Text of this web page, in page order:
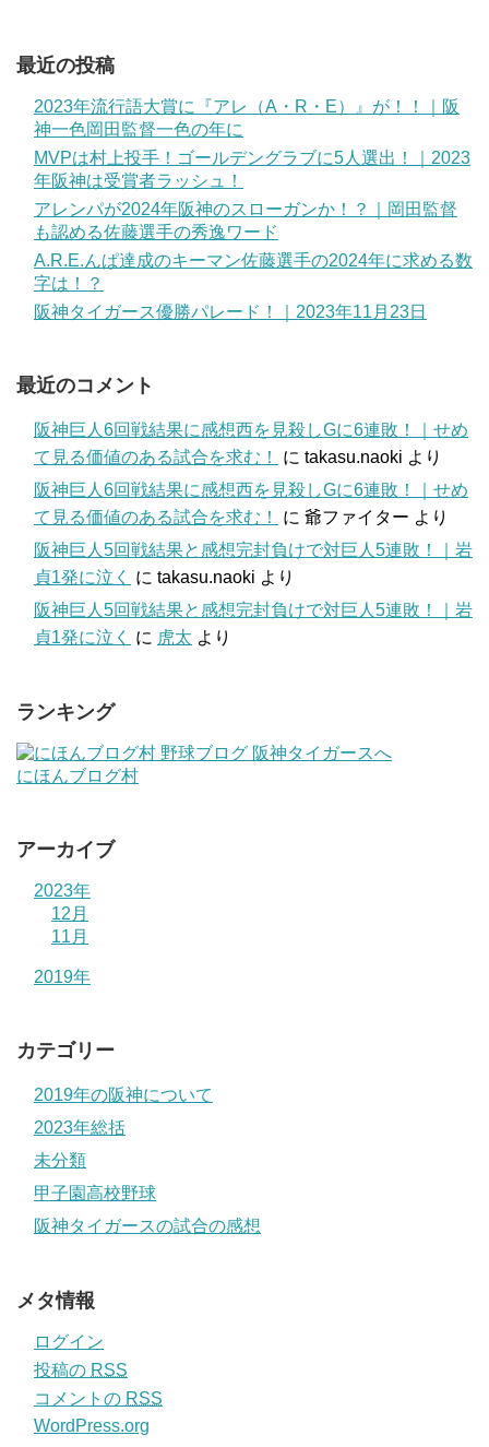
最近の投稿
2023年流行語大賞に『アレ（A・R・E）』が！！｜阪
神一色岡田監督一色の年に
MVPは村上投手！ゴールデングラブに5人選出！｜2023
年阪神は受賞者ラッシュ！
アレンパが2024年阪神のスローガンか！？｜岡田監督
も認める佐藤選手の秀逸ワード
A.R.E.んぱ達成のキーマン佐藤選手の2024年に求める数
字は！？
阪神タイガース優勝パレード！｜2023年11月23日
最近のコメント
阪神巨人6回戦結果に感想西を見殺しGに6連敗！｜せめ
て見る価値のある試合を求む！
に takasu.naoki より
阪神巨人6回戦結果に感想西を見殺しGに6連敗！｜せめ
て見る価値のある試合を求む！
に 爺ファイター より
阪神巨人5回戦結果と感想完封負けで対巨人5連敗！｜岩
貞1発に泣く
に takasu.naoki より
阪神巨人5回戦結果と感想完封負けで対巨人5連敗！｜岩
貞1発に泣く
に 虎太 より
ランキング
にほんブログ村
アーカイブ
2023年
12月
11月
2019年
カテゴリー
2019年の阪神について
2023年総括
未分類
甲子園高校野球
阪神タイガースの試合の感想
メタ情報
ログイン
投稿の RSS
コメントの RSS
WordPress.org